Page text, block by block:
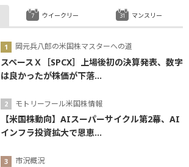
岡元兵八郎の米国株マスターへの道
スペースＸ［SPCX］上場後初の決算発表、数字
は良かったが株価が下落...
モトリーフール米国株情報
【米国株動向】AIスーパーサイクル第2幕、AI
インフラ投資拡大で恩恵...
市況概況
ウイークリー マンスリー